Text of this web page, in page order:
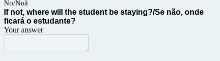
No/Noã
If not, where will the student be staying?/Se não, onde
ficará o estudante?
Your answer